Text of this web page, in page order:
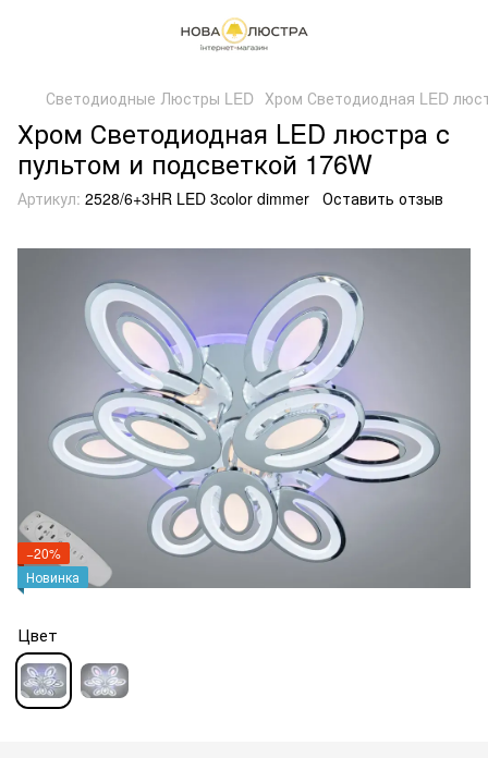
Светодиодные Люстры LED Хром Светодиодная LED
Хром Светодиодная LED люстра с
пультом и подсветкой 176W
Артикул: 2528/6+3HR LED 3color dimmer Оставить отзыв
−20%
Новинка
Цвет